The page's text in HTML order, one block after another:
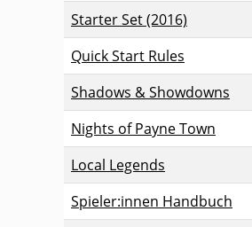
Starter Set (2016)
Quick Start Rules
Shadows & Showdowns
Nights of Payne Town
Local Legends
Spieler:innen Handbuch